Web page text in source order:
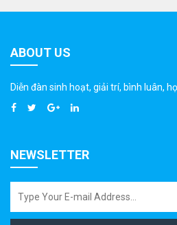
ABOUT US
Diễn đàn sinh hoạt, giải trí, bình luân,
NEWSLETTER